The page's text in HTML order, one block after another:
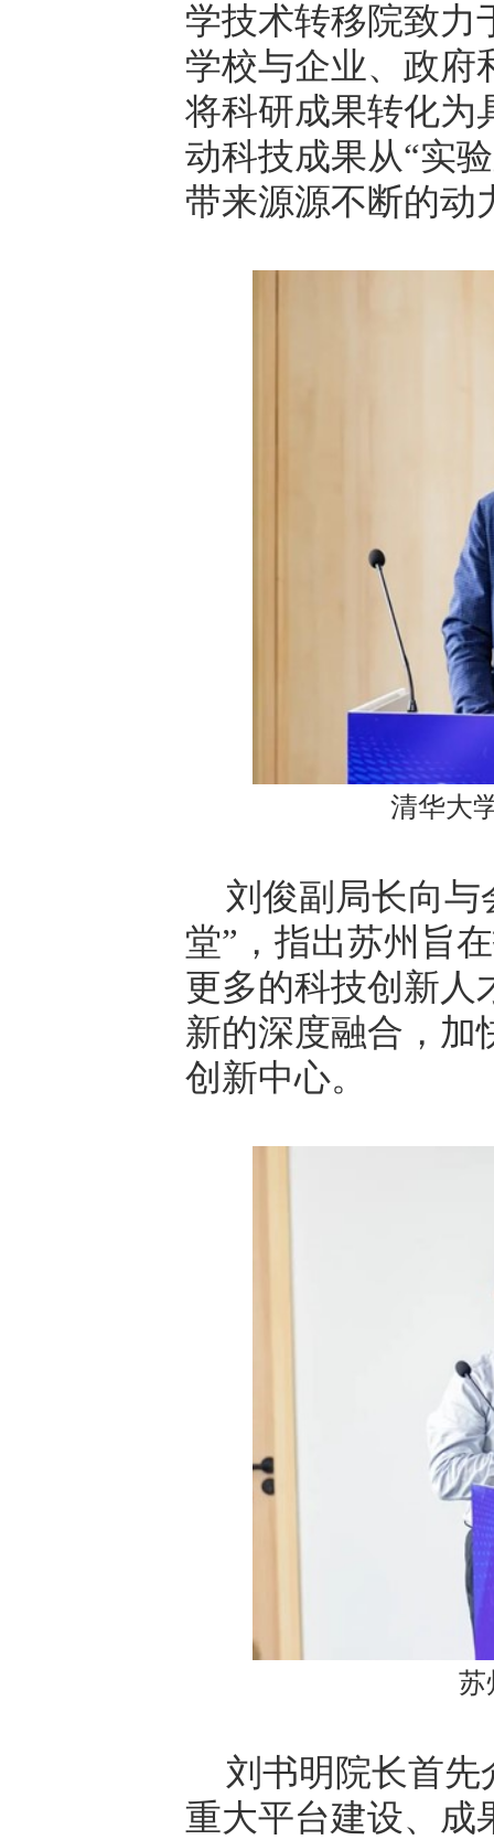
学技术转移院致力
学校与企业、政府
将科研成果转化为
动科技成果从“实
带来源源不断的动
清华大
刘俊副局长向
堂” ，指出苏州旨
更多的科技创新人
新的深度融合，加
创新中心。
苏
刘书明院长首
重大平台建设、成